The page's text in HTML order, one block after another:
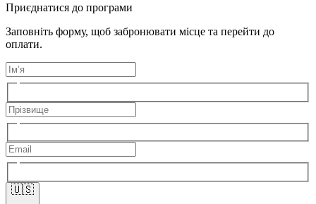
Приєднатися до програми
Заповніть форму, щоб забронювати місце та перейти до
оплати.
🇺🇸